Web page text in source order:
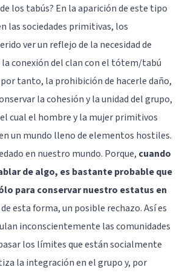
los tabús? En la aparición de este tipo
las sociedades primitivas, los
ver un reflejo de la necesidad de
la conexión del clan con el tótem/tabú
tanto, la prohibición de hacerle daño,
la cohesión y la unidad del grupo,
cual el hombre y la mujer primitivos
un mundo lleno de elementos hostiles.
en nuestro mundo. Porque, cuando
de algo, es bastante probable que
para conservar nuestro estatus en
esta forma, un posible rechazo. Así es
inconscientemente las comunidades
los límites que están socialmente
la integración en el grupo y, por